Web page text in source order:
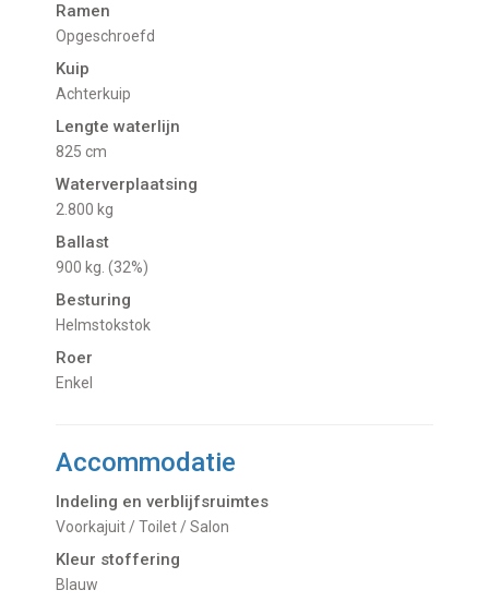
Ramen
Opgeschroefd
Kuip
Achterkuip
Lengte waterlijn
825 cm
Waterverplaatsing
2.800 kg
Ballast
900 kg. (32%)
Besturing
Helmstokstok
Roer
Enkel
Accommodatie
Indeling en verblijfsruimtes
Voorkajuit / Toilet / Salon
Kleur stoffering
Blauw